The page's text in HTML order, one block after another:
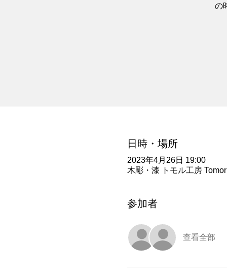
の
日時・場所
2023年4月26日 19:00
木彫・漆 トモル工房
参加者
查看全部